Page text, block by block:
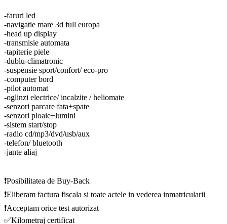
-faruri led
-navigatie mare 3d full europa
-head up display
-transmisie automata
-tapiterie piele
-dublu-climatronic
-suspensie sport/confort/ eco-pro
-computer bord
-pilot automat
-oglinzi electrice/ incalzite / heliomate
-senzori parcare fata+spate
-senzori ploaie+lumini
-sistem start/stop
-radio cd/mp3/dvd/usb/aux
-telefon/ bluetooth
-jante aliaj
❗️Posibilitatea de Buy-Back
❗️Eliberam factura fiscala si toate actele in vederea inmatricularii
❗️Acceptam orice test autorizat
✅Kilometraj certificat